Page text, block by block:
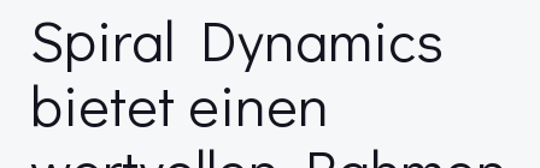
Spiral Dynamics
bietet einen